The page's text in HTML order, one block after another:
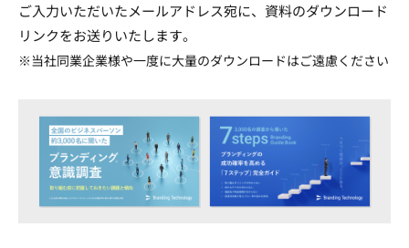
ご入力いただいたメールアドレス宛に、資料のダウンロード
リンクをお送りいたします。
※当社同業企業様や一度に大量のダウンロードはご遠慮ください